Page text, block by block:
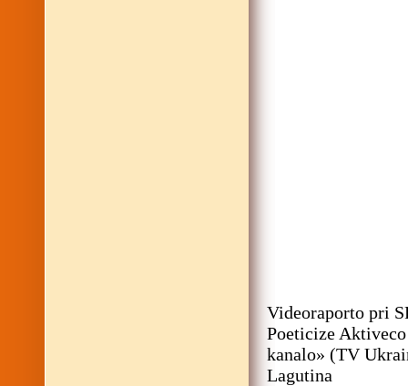
Videoraporto pri
Poeticize
kanalo» (TV
Lagutina